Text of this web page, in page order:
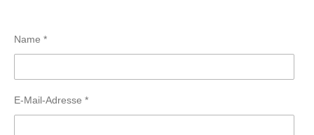
Name *
E-Mail-Adresse *